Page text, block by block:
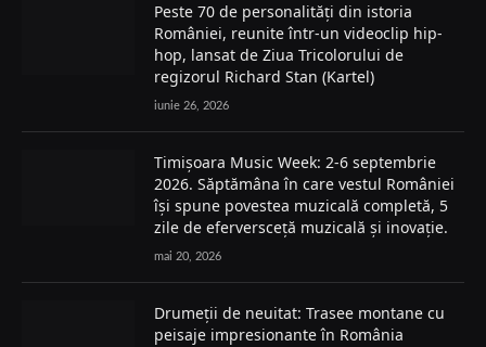
Peste 70 de personalități din istoria
României, reunite într-un videoclip hip-
hop, lansat de Ziua Tricolorului de
regizorul Richard Stan (Kartel)
iunie 26, 2026
Timișoara Music Week: 2-6 septembrie
2026. Săptămâna în care vestul României
își spune povestea muzicală completă, 5
zile de eferversceță muzicală și inovație.
mai 20, 2026
Drumeții de neuitat: Trasee montane cu
peisaje impresionante în România